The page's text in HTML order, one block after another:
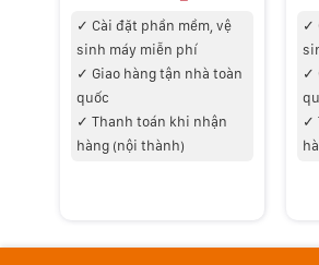
✓ Cài đặt phần mềm, vệ
sinh máy miễn phí
✓ Giao hàng tận nhà toàn
quốc
✓ Thanh toán khi nhận
hàng (nội thành)
✓
✓
✓